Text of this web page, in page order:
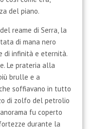
del piano.
reame di Serra, la
di mana nero
di infinità e eternità.
Le prateria alla
brulle e a
soffiavano in tutto
di zolfo del petrolio
fu coperto
durante la